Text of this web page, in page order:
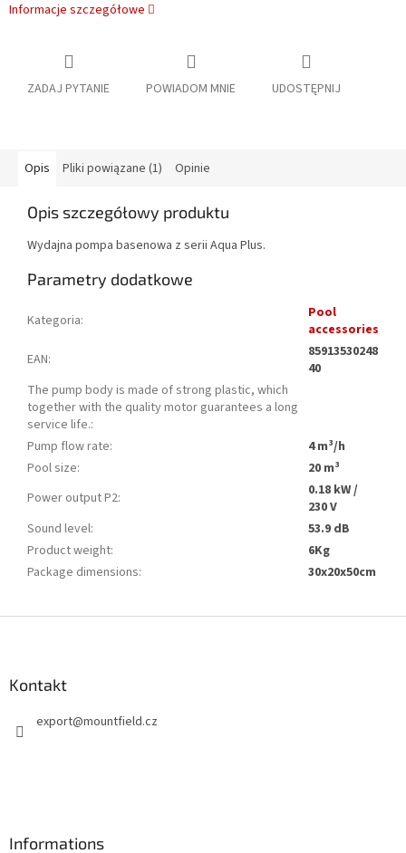
Informacje szczegółowe
ZADAJ PYTANIE POWIADOM MNIE UDOSTĘPNIJ
Opis Pliki powiązane (1) Opinie
Opis szczegółowy produktu
Wydajna pompa basenowa z serii Aqua Plus.
Parametry dodatkowe
Kategoria:
Pool
accessories
EAN:
85913530248
40
The pump body is made of strong plastic, which
together with the quality motor guarantees a long
service life.:
Pump flow rate:
4 m³/h
Pool size:
20 m³
Power output P2:
0.18 kW /
230 V
Sound level:
53.9 dB
Product weight:
6Kg
Package dimensions: 30x20x50cm
Kontakt
export@mountfield.cz
Informations